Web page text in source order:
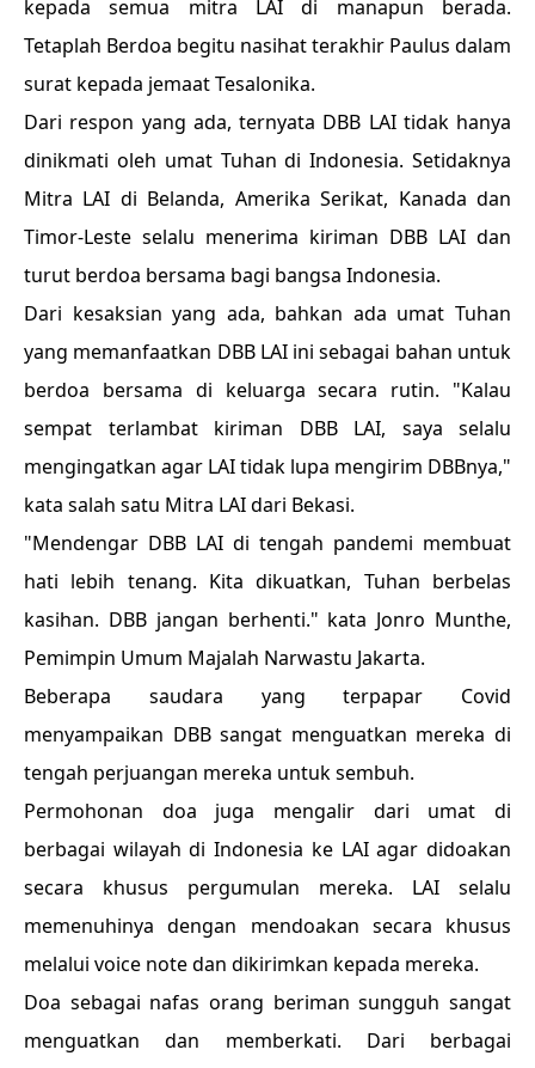
kepada semua mitra LAI di manapun berada.
Tetaplah Berdoa begitu nasihat terakhir Paulus dalam
surat kepada jemaat Tesalonika.
Dari respon yang ada, ternyata DBB LAI tidak hanya
dinikmati oleh umat Tuhan di Indonesia. Setidaknya
Mitra LAI di Belanda, Amerika Serikat, Kanada dan
Timor-Leste selalu menerima kiriman DBB LAI dan
turut berdoa bersama bagi bangsa Indonesia.
Dari kesaksian yang ada, bahkan ada umat Tuhan
yang memanfaatkan DBB LAI ini sebagai bahan untuk
berdoa bersama di keluarga secara rutin. "Kalau
sempat terlambat kiriman DBB LAI, saya selalu
mengingatkan agar LAI tidak lupa mengirim DBBnya,"
kata salah satu Mitra LAI dari Bekasi.
"Mendengar DBB LAI di tengah pandemi membuat
hati lebih tenang. Kita dikuatkan, Tuhan berbelas
kasihan. DBB jangan berhenti." kata Jonro Munthe,
Pemimpin Umum Majalah Narwastu Jakarta.
Beberapa saudara yang terpapar Covid
menyampaikan DBB sangat menguatkan mereka di
tengah perjuangan mereka untuk sembuh.
Permohonan doa juga mengalir dari umat di
berbagai wilayah di Indonesia ke LAI agar didoakan
secara khusus pergumulan mereka. LAI selalu
memenuhinya dengan mendoakan secara khusus
melalui voice note dan dikirimkan kepada mereka.
Doa sebagai nafas orang beriman sungguh sangat
menguatkan dan memberkati. Dari berbagai